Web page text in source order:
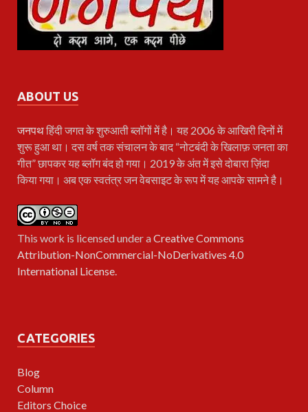
ABOUT US
जनपथहिंदी जगत के शुरुआती ब्लॉगों में है। यह 2006 के आखिरी दिनों में
शुरू हुआ था। दस वर्ष तक संचालन के बाद “नोटबंदी के खिलाफ़ जनता का
गीत” छापकर यह ब्लॉग बंद हो गया। 2019 के अंत में इसे दोबारा ज़िंदा
किया गया। अब एक स्वतंत्र जन वेबसाइट के रूप में यह आपके सामने है।
This work is licensed under aCreative Commons
Attribution-NonCommercial-NoDerivatives 4.0
International License.
CATEGORIES
Blog
Column
Editors Choice